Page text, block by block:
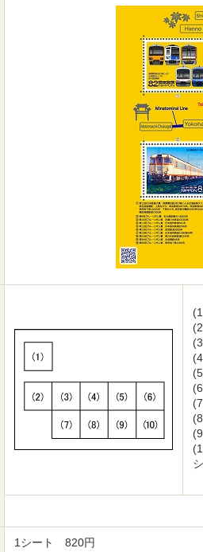
1シート 820円